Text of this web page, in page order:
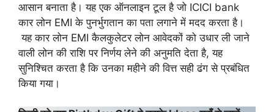
आसान बनाता है। यह एक ऑनलाइन टूल है जो ICICI bank
कार लोन EMI के पुनर्भुगतान का पता लगाने में मदद करता है।
यह कार लोन EMI कैलकुलेटर लोन आवेदकों को उधार ली जाने
वाली लोन की राशि पर निर्णय लेने की अनुमति देता है, यह
सुनिश्चित करता है कि उनका महीने की वित्त सही ढंग से प्रबंधित
किया गया।